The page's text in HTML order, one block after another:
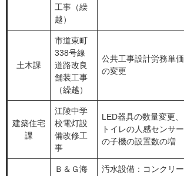
工事（繰
越）
土木課
市道東町
338号線
道路改良
舗装工事
（繰越）
公共工事設計労務単価
の変更
建築住宅
課
江陵中学
校電灯設
備改修工
事
LED器具の数量変更、
トイレの人感センサー
の子機の設置数の増
Ｂ＆Ｇ海
汚水設備：コンクリー